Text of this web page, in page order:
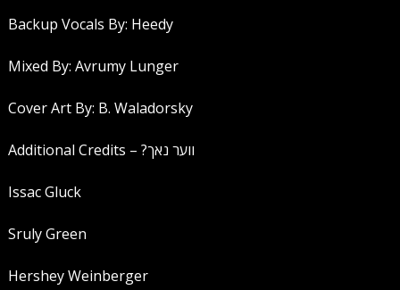
Backup Vocals By: Heedy
Mixed By: Avrumy Lunger
Cover Art By: B. Waladorsky
Additional Credits – ?ווער נאך
Issac Gluck
Sruly Green
Hershey Weinberger